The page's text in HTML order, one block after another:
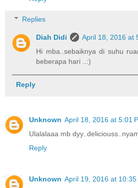
Replies
Diah Didi
April 18, 2016 at
Hi mba..sebaiknya di suhu
beberapa hari ..:)
Reply
Unknown April 18, 2016 at 5:01
Ulalalaaa mb
Reply
Unknown April 19, 2016 at 10:35